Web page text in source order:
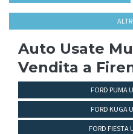
Auto Usate
Vendita a
FORD PUMA
FORD KUGA
FORD FIESTA